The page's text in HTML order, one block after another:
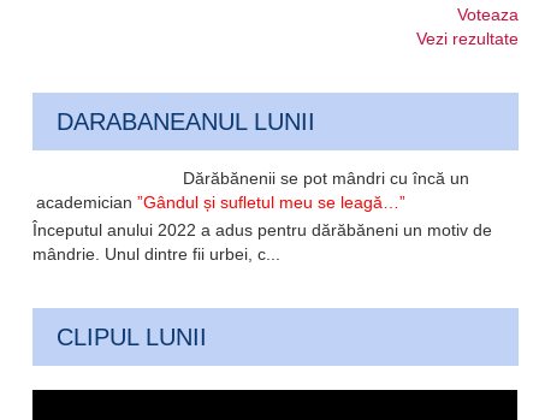
Voteaza
Vezi rezultate
DARABANEANUL LUNII
Dărăbănenii se pot mândri cu încă un
academician”Gândul și sufletul meu se leagă…”
Începutul anului 2022 a adus pentru dărăbăneni un motiv de
mândrie. Unul dintre fii urbei, c...
CLIPUL LUNII